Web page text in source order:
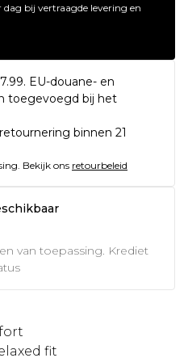
bij vertraagde levering en
EU-douane- en
toegevoegd bij het
binnen 21
Bekijk ons retourbeleid
van toepassing. Krediet
fit